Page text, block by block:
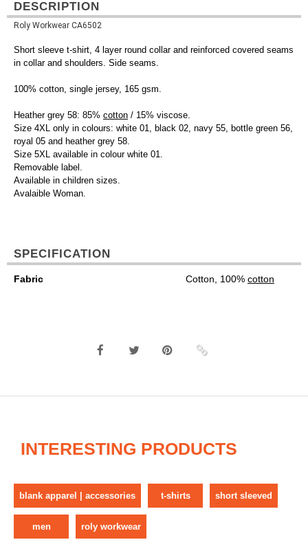
DESCRIPTION
Roly Workwear CA6502
Short sleeve t-shirt, 4 layer round collar and reinforced covered seams
in collar and shoulders. Side seams.
100% cotton, single jersey, 165 gsm.
Heather grey 58: 85% cotton / 15% viscose.
Size 4XL only in colours: white 01, black 02, navy 55, bottle green 56,
royal 05 and heather grey 58.
Size 5XL available in colour white 01.
Removable label.
Available in children sizes.
Avalaible Woman.
SPECIFICATION
Fabric Cotton, 100% cotton
INTERESTING PRODUCTS
blank apparel | accessories t-shirts short sleeved
men roly workwear